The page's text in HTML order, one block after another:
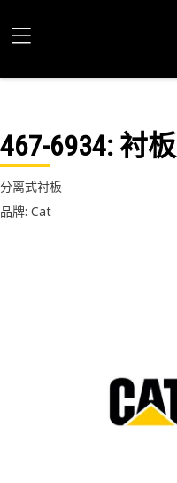
467-6934: 衬板
分离式衬板
品牌: Cat